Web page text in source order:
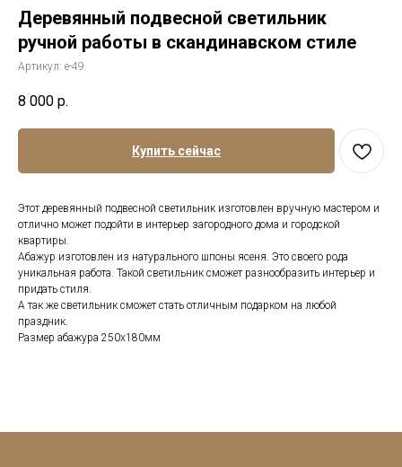
Деревянный подвесной светильник
ручной работы в скандинавском стиле
Артикул: е-49
8 000 р.
Купить сейчас
Этот деревянный подвесной светильник изготовлен вручную мастером и
отлично может подойти в интерьер загородного дома и городской
квартиры.
Абажур изготовлен из натурального шпоны ясеня. Это своего рода
уникальная работа. Такой светильник сможет разнообразить интерьер и
придать стиля.
А так же светильник сможет стать отличным подарком на любой
праздник.
Размер абажура 250х180мм